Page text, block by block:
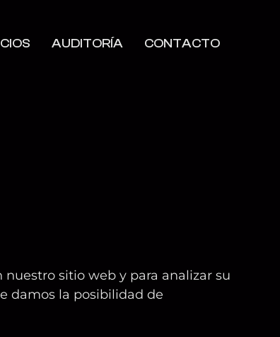
AUDITORÍA CONTACTO
nuestro sitio web y para analizar su
damos la posibilidad de